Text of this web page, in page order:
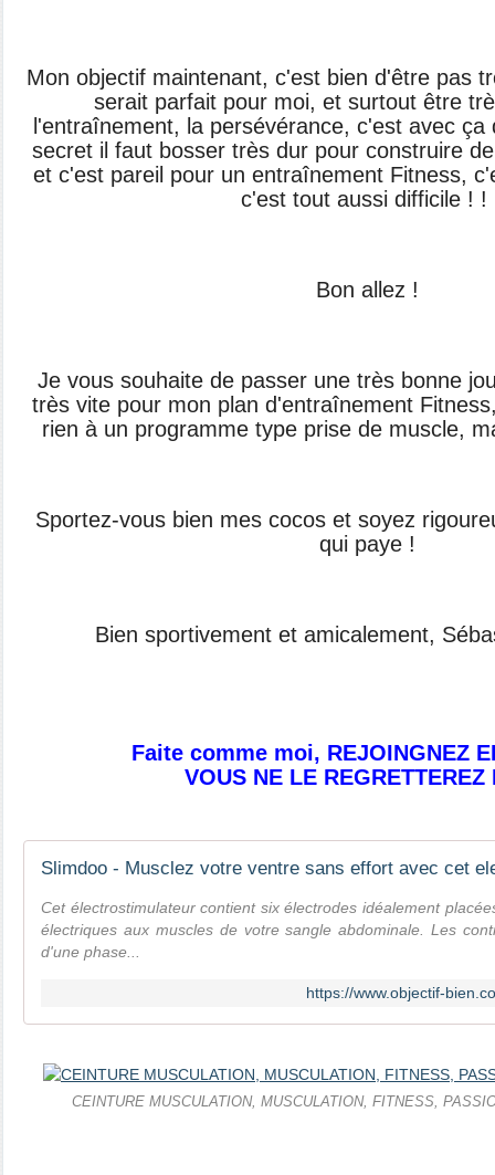
Mon objectif maintenant, c'est bien d'être pas
serait parfait pour moi, et surtout être
l'entraînement, la persévérance, c'est avec ça
secret il faut bosser très dur pour construire
et c'est pareil pour un entraînement Fitness,
c'est tout aussi difficile ! !
Bon allez !
Je vous souhaite de passer une très bonne
très vite pour mon plan d'entraînement
rien à un programme type prise de muscle,
Sportez-vous bien mes cocos et soyez
qui paye !
Bien sportivement et amicalement,
Faite comme moi, REJOINGNEZ
VOUS NE LE REGRETTEREZ
Cet électrostimulateur contient six électrodes idéalement
électriques aux muscles de votre sangle abdominale. Les
d'une phase...
https://www.objectif-
CEINTURE MUSCULATION, MUSCULATION, FITNESS,